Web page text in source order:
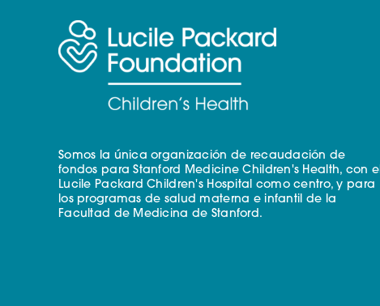
Somos la única organización de recaudación de
fondos para Stanford Medicine Children's Health, con el
Lucile Packard Children's Hospital como centro, y para
los programas de salud materna e infantil de la
Facultad de Medicina de Stanford.